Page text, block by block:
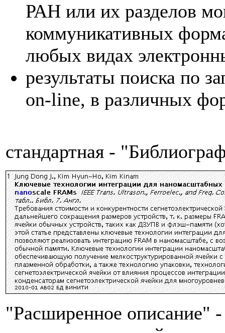
РАН или их разделов
коммуникативных
любых видах
результаты поиска по
on-line, в различных
стандартная -
"Расширенное описание"